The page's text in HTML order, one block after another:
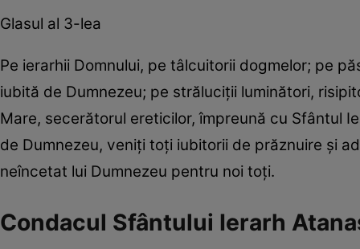
Glasul al 3-lea
Pe ierarhii Domnului, pe tâlcuitorii dogmelor; pe
iubită de Dumnezeu; pe străluciții luminători,
Mare, secerătorul ereticilor, împreună cu Sfântul
de Dumnezeu, veniți toți iubitorii de prăznuire și
neîncetat lui Dumnezeu pentru noi toți.
Condacul Sfântului Ierarh